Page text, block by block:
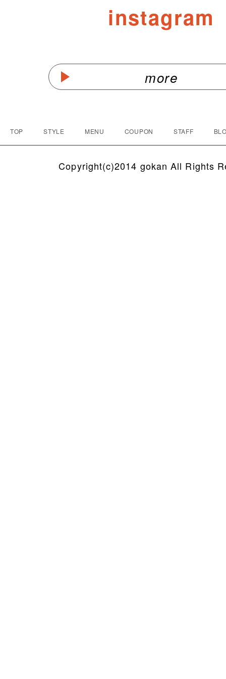
instagram
more
TOP STYLE MENU COUPON STAFF
Copyright(c)2014 gokan All Rights